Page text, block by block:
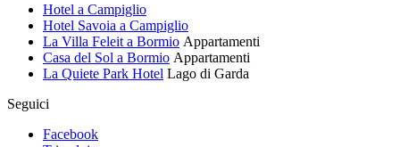
Hotel a Campiglio
Hotel Savoia a Campiglio
La Villa Feleit a Bormio Appartamenti
Casa del Sol a Bormio Appartamenti
La Quiete Park Hotel Lago di Garda
Seguici
Facebook